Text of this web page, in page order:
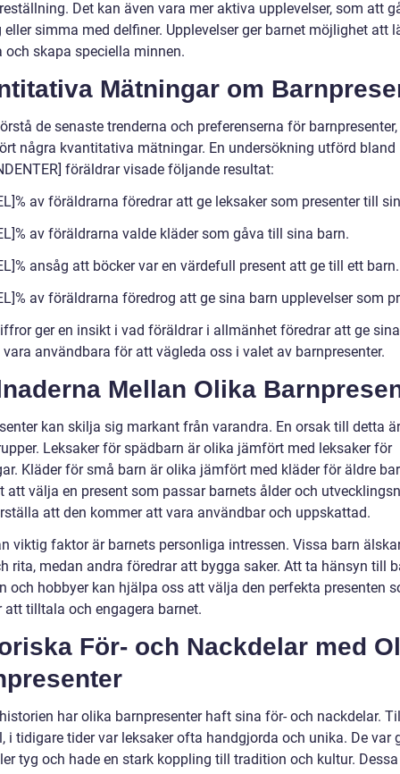
Det kan även vara mer aktiva upplevelser, som att
simma med delfiner. Upplevelser ger barnet möjlighet att
och skapa speciella minnen.
Mätningar om
de senaste trenderna och preferenserna för
några kvantitativa mätningar. En undersökning utförd bland
föräldrar visade följande resultat:
av föräldrarna föredrar att ge leksaker som presenter till
av föräldrarna valde kläder som gåva till sina barn.
ansåg att böcker var en värdefull present att ge till ett barn.
av föräldrarna föredrog att ge sina barn upplevelser som
ger en insikt i vad föräldrar i allmänhet föredrar att ge
användbara för att vägleda oss i valet av barnpresenter.
Mellan Olika
kan skilja sig markant från varandra. En orsak till detta
Leksaker för spädbarn är olika jämfört med leksaker för
Kläder för små barn är olika jämfört med kläder för äldre
att välja en present som passar barnets ålder och
att den kommer att vara användbar och uppskattad.
viktig faktor är barnets personliga intressen. Vissa barn
rita, medan andra föredrar att bygga saker. Att ta hänsyn till
och hobbyer kan hjälpa oss att välja den perfekta presenten
att tilltala och engagera barnet.
För- och Nackdelar med
har olika barnpresenter haft sina för- och nackdelar.
i tidigare tider var leksaker ofta handgjorda och unika. De var
tyg och hade en stark koppling till tradition och kultur. Dessa